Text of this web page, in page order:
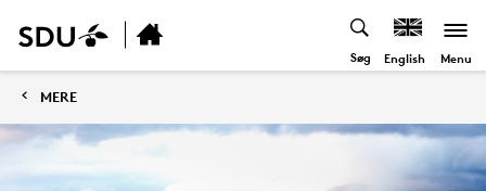
Søg English Menu
MERE